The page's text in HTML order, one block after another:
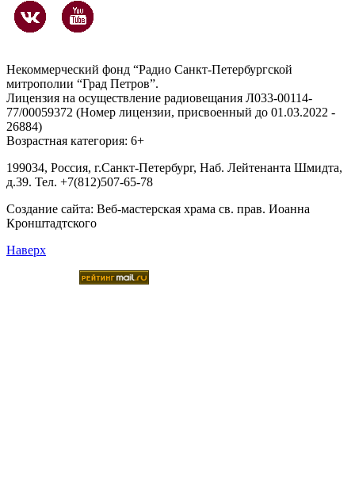
Некоммерческий фонд “Радио Санкт-Петербургской
митрополии “Град Петров”.
Лицензия на осуществление радиовещания Л033-00114-
77/00059372 (Номер лицензии, присвоенный до 01.03.2022 -
26884)
Возрастная категория: 6+
199034, Россия, г.Санкт-Петербург, Наб. Лейтенанта Шмидта,
д.39. Тел. +7(812)507-65-78
Создание сайта: Веб-мастерская храма св. прав. Иоанна
Кронштадтского
Наверх